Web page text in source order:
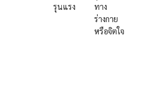
รุนแรง
ทาง
ร่างกาย
หรือจิตใจ